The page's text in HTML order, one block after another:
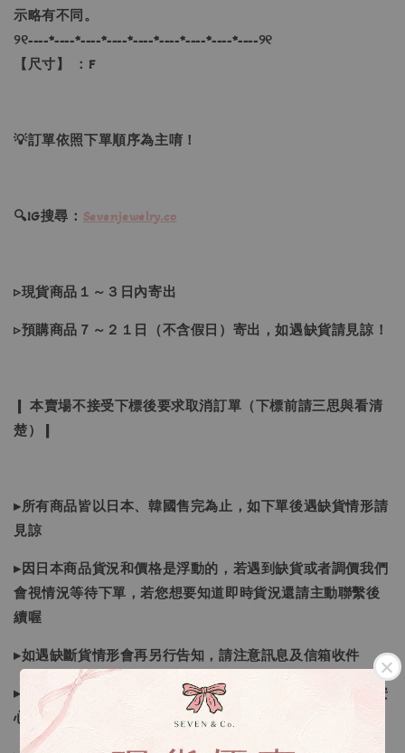
示略有不同。
୨୧----*----*----*----*----*----*----*----*----୨୧
【尺寸】 ：F
💡訂單依照下單順序為主唷！
🔍IG搜尋： Sevenjewelry.co
▹現貨商品１～３日內寄出
▹預購商品７～２１日（不含假日）寄出，如遇缺貨請見諒！
❙ 本賣場不接受下標後要求取消訂單（下標前請三思與看清
楚）❙
▸所有商品皆以日本、韓國售完為止，如下單後遇缺貨情形請
見諒
▸因日本商品貨況和價格是浮動的，若遇到缺貨或者調價我們
會視情況等待下單，若您想要知道即時貨況還請主動聯繫後
續喔
▸如遇缺斷貨情形會再另行告知，請注意訊息及信箱收件
▸商品皆由日本、韓國門市、官網購入，皆為正品，您可以安
心購買唷！